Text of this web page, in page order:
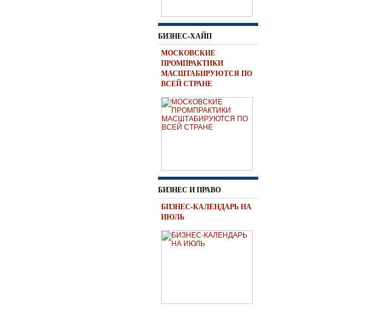
БИЗНЕС-ХАЙП
МОСКОВСКИЕ
ПРОМПРАКТИКИ
МАСШТАБИРУЮТСЯ ПО
ВСЕЙ СТРАНЕ
БИЗНЕС И ПРАВО
БИЗНЕС-КАЛЕНДАРЬ НА
ИЮЛЬ